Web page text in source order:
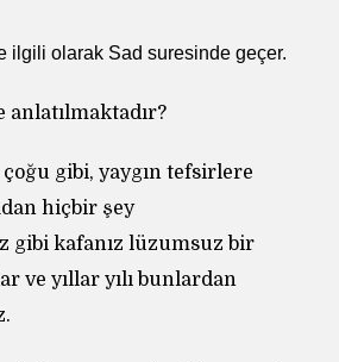
ilgili olarak Sad suresinde geçer.
anlatılmaktadır?
çoğu gibi, yaygın tefsirlere
hiçbir şey
gibi kafanız lüzumsuz bir
ve yıllar yılı bunlardan